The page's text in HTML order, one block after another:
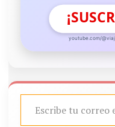
youtube.com/
ESCRIBE TU CORREO ELECTRÓNICO…